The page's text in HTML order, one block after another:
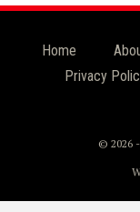
Home
Privacy
© 2026 -